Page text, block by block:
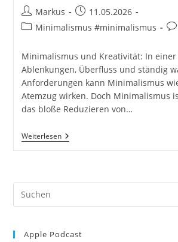
Beitrags-
Autor:
Markus
Beitrag
veröffentlicht:
11.05.2026
Beitrags-
Minimalismus #minimalismus
Minimalismus und Kreativität: In
Ablenkungen, Überfluss und ständig
Anforderungen kann Minimalismus
Atemzug wirken. Doch Minimalismus
das bloße Reduzieren von…
WeiterlesenMinimalismus
Und
Einfachheit
Apple Podcast